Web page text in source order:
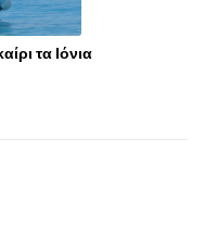
τα Ιόνια